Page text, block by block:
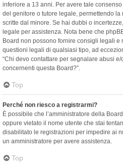
inferiore a 13 anni. Per avere tale
del genitore o tutore legale, permettendo
scritte dal minore. Se hai dubbi o
legale per assistenza. Nota bene che
Board non possono fornire consigli legali e
questioni legali di qualsiasi tipo, ad
“Chi devo contattare per segnalare abusi
concernenti questa Board?”.
Top
Perché non riesco a registrarmi?
È possibile che l’amministratore della
oppure vietato il nome utente che stai
disabilitato le registrazioni per impedire ai
un amministratore per avere assistenza.
Top